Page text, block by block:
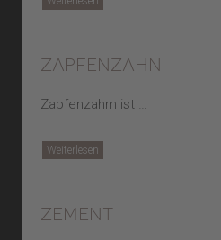
zapfenzahn
Zapfenzahm ist …
Weiterlesen
zement